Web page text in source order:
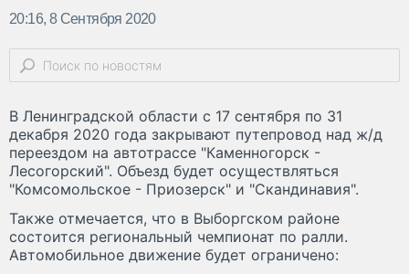
20:16, 8 Сентября 2020
В Ленинградской области с 17 сентября по 31
декабря 2020 года закрывают путепровод над ж/д
переездом на автотрассе "Каменногорск -
Лесогорский". Объезд будет осуществляться
"Комсомольское - Приозерск" и "Скандинавия".
Также отмечается, что в Выборгском районе
состоится региональный чемпионат по ралли.
Автомобильное движение будет ограничено: